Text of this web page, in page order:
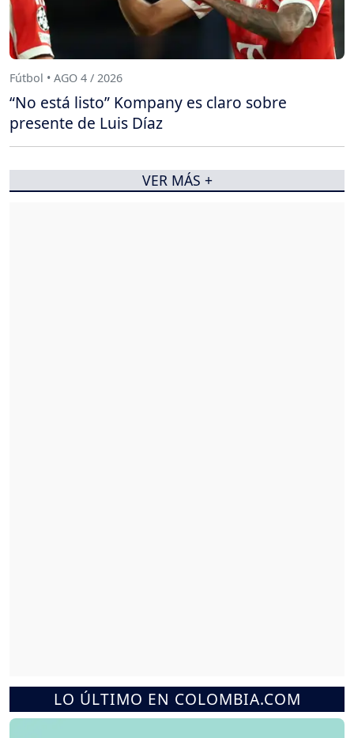
LO ÚLTIMO EN COLOMBIA.COM
Fútbol • AGO 4 / 2026
“No está listo” Kompany es claro sobre
presente de Luis Díaz
VER MÁS +